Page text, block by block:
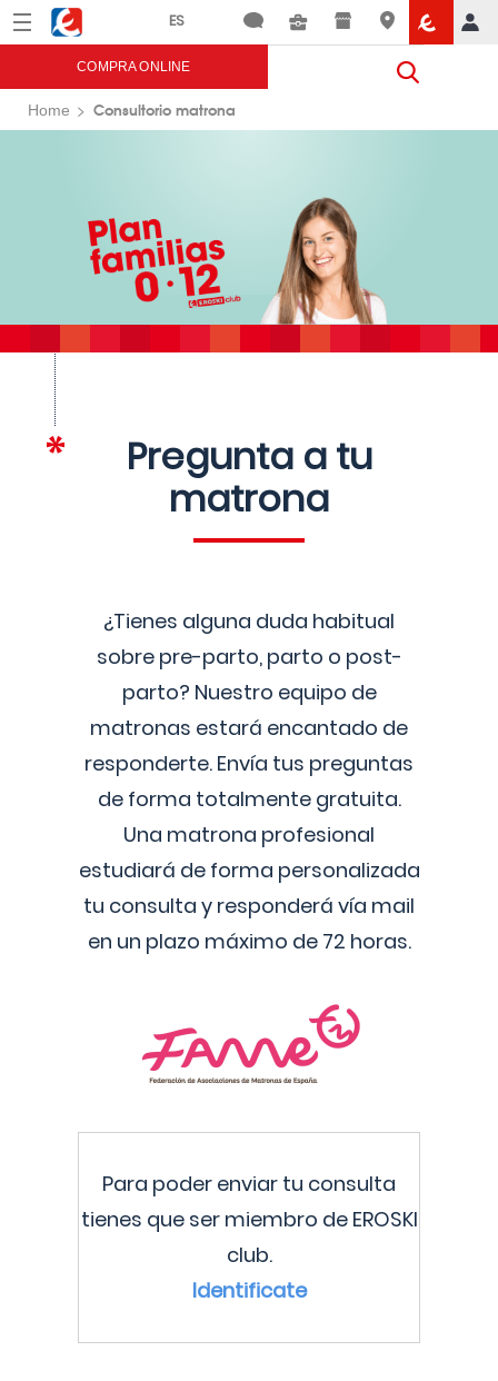
Menú Eroski
COMPRA ONLINE
Home Consultorio matrona
Pregunta a tu
matrona
¿Tienes alguna duda habitual
sobre pre-parto, parto o post-
parto? Nuestro equipo de
matronas estará encantado de
responderte. Envía tus preguntas
de forma totalmente gratuita.
Una matrona profesional
estudiará de forma personalizada
tu consulta y responderá vía mail
en un plazo máximo de 72 horas.
Para poder enviar tu consulta
tienes que ser miembro de EROSKI
club.
Identificate